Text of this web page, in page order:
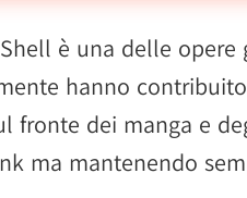
è una delle opere
hanno
fronte dei manga e
ma mantenendo